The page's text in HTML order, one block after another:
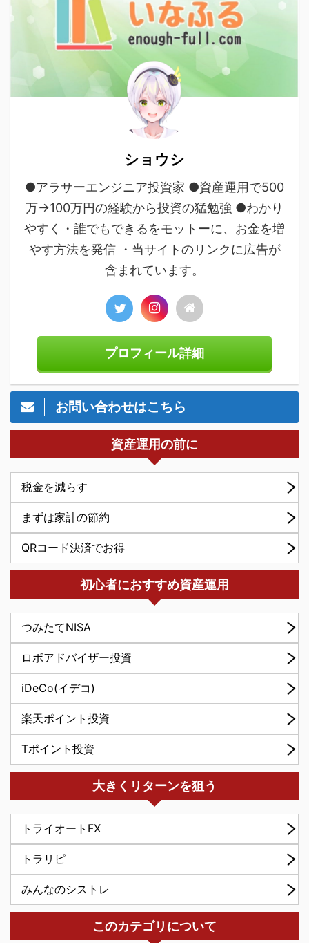
ショウシ
●アラサーエンジニア投資家 ●資産運用で500
万→100万円の経験から投資の猛勉強 ●わかり
やすく・誰でもできるをモットーに、お金を増
やす方法を発信 ・当サイトのリンクに広告が
含まれています。
プロフィール詳細
お問い合わせはこちら
資産運用の前に
税金を減らす
まずは家計の節約
QRコード決済でお得
初心者におすすめ資産運用
つみたてNISA
ロボアドバイザー投資
iDeCo(イデコ)
楽天ポイント投資
Tポイント投資
大きくリターンを狙う
トライオートFX
トラリピ
みんなのシストレ
このカテゴリについて